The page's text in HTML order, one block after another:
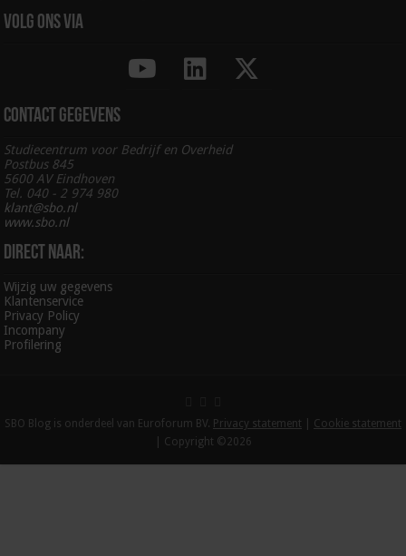
Volg ons via
Contact gegevens
Studiecentrum voor Bedrijf en Overheid
Postbus 845
5600 AV Eindhoven
Tel. 040 - 2 974 980
klant@sbo.nl
www.sbo.nl
Direct naar:
Wijzig uw gegevens
Klantenservice
Privacy Policy
Incompany
Profilering
SBO Blog is onderdeel van Euroforum BV. Privacy statement
Cookie statement
| Copyright ©2026